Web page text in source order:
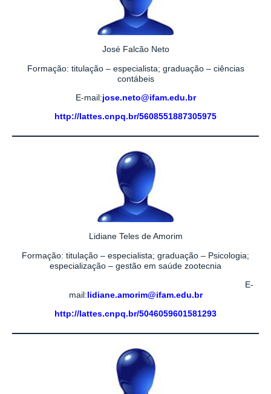
José Falcão Neto
Formação: titulação – especialista; graduação – ciências
contábeis
E-mail:jose.neto@ifam.edu.br
http://lattes.cnpq.br/5608551887305975
Lidiane Teles de Amorim
Formação: titulação – especialista; graduação – Psicologia;
especialização – gestão em saúde zootecnia
E-
mail:lidiane.amorim@ifam.edu.br
http://lattes.cnpq.br/5046059601581293